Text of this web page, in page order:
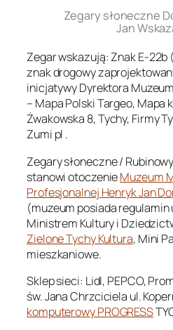
Zegary słoneczne
Jan
Zegar wskazują: Znak E-22b
znak drogowy
inicjatywy Dyrektora
– Mapa Polski Targeo, Mapa
Żwakowska 8, Tychy, Firmy
Zumi pl .
Zegary słoneczne /
stanowi otoczenieMuzeum
Profesjonalnej Henryk Jan
(muzeum posiada regulamin
Ministrem Kultury i
Zielone Tychy Kultura, Mini
mieszkaniowe.
Sklep sieci: Lidl, PEPCO,
św. Jana Chrzciciela ul.
komputerowy PROGRESS